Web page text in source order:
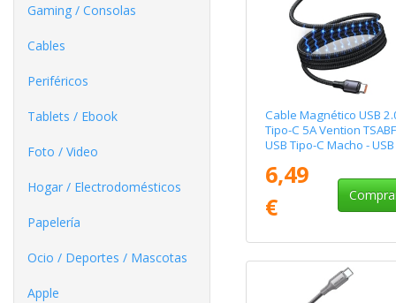
Gaming / Consolas
Cables
Periféricos
Tablets / Ebook
Foto / Video
Hogar / Electrodomésticos
Papelería
Ocio / Deportes / Mascotas
Apple
Cable Magnético USB
Tipo-C 5A Vention
USB Tipo-C Macho - USB
240W/ 480Mbps/ 1m/
Negro
6,49
€